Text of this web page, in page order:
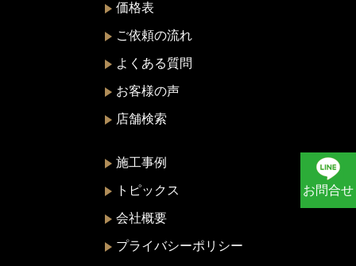
バレンシアガ
ハンティングワールド
ビーアンドビーイタリア
ピエール・カルダン
価格表
ご依頼の流れ
よくある質問
お客様の声
店舗検索
施工事例
トピックス
会社概要
プライバシーポリシー
お問合せ